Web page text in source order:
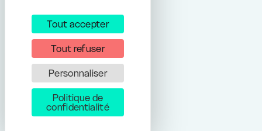
Tout accepter
Tout refuser
Personnaliser
Politique de
confidentialité